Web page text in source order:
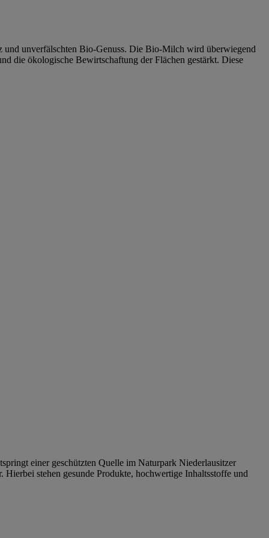
und unverfälschten Bio-Genuss. Die Bio-Milch wird überwiegend
die ökologische Bewirtschaftung der Flächen gestärkt. Diese
einer geschützten Quelle im Naturpark Niederlausitzer
stehen gesunde Produkte, hochwertige Inhaltsstoffe und